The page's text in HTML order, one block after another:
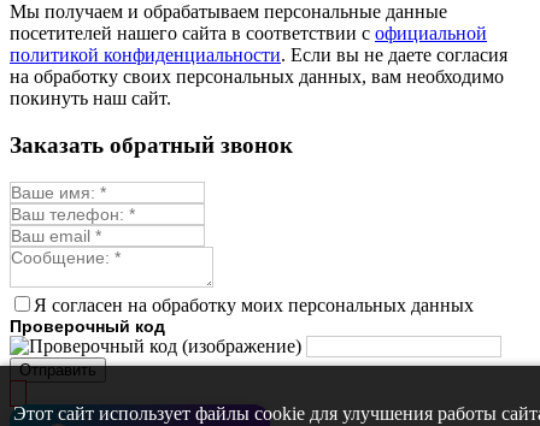
Мы получаем и обрабатываем персональные данные
посетителей нашего сайта в соответствии с официальной
политикой конфиденциальности. Если вы не даете согласия
на обработку своих персональных данных, вам необходимо
покинуть наш сайт.
Этот сайт использует файлы cookie для улучшения работы
Заказать обратный звонок
Я согласен на обработку моих персональных данных
Проверочный код
Отправить